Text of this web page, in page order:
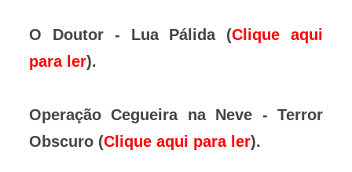
O Doutor - Lua Pálida (Clique aqui
para ler).
Operação Cegueira na Neve - Terror
Obscuro (Clique aqui para ler).